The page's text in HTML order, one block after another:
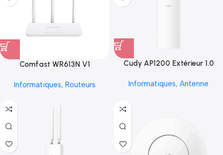
Comfast WR613N V1
Informatiques, Routeurs
Cudy AP1200 Extérieur 1.0
Informatiques, Antenne